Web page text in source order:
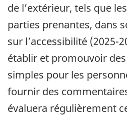
de l’extérieur, tels que
parties prenantes, dans
sur l’accessibilité (2025-
établir et promouvoir
simples pour les
fournir des
évaluera régulièrement